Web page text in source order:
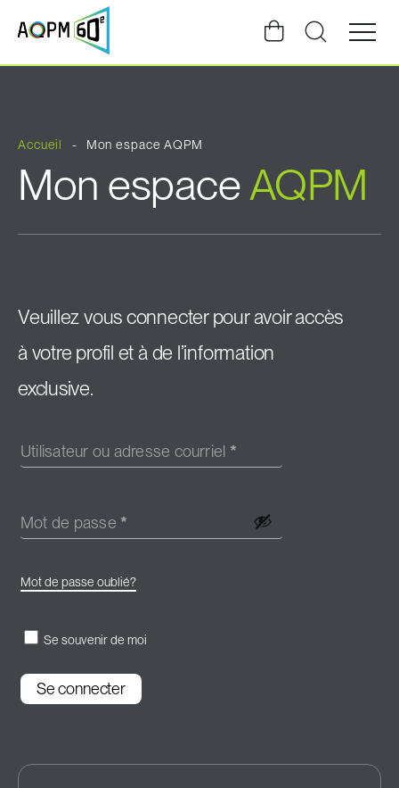
Ouvrir
la
du
Accueil Mon espace AQPM
Mon espaceAQPM
Veuillez vous connecter pour avoir accès
à votre profil et à de l’information
exclusive.
Utilisateur ou adresse courriel *
Mot de passe *
Mot de passe oublié?
Se souvenir de moi
Se connecter